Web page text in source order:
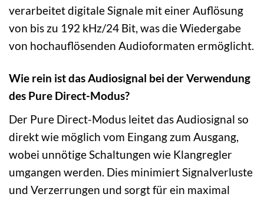
verarbeitet digitale Signale mit einer Auflösung
von bis zu 192 kHz/24 Bit, was die Wiedergabe
von hochauflösenden Audioformaten ermöglicht.
Wie rein ist das Audiosignal bei der Verwendung
des Pure Direct-Modus?
Der Pure Direct-Modus leitet das Audiosignal so
direkt wie möglich vom Eingang zum Ausgang,
wobei unnötige Schaltungen wie Klangregler
umgangen werden. Dies minimiert Signalverluste
und Verzerrungen und sorgt für ein maximal